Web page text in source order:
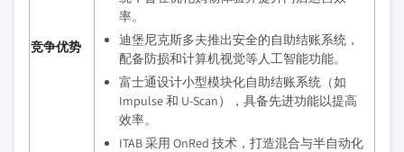
竞争优势
率。
迪堡尼克斯多夫推出安全的自助结账系统，
配备防损和计算机视觉等人工智能功能。
富士通设计小型模块化自助结账系统（如
Impulse 和 U-Scan），具备先进功能以提高
效率。
ITAB 采用 OnRed 技术，打造混合与半自动化